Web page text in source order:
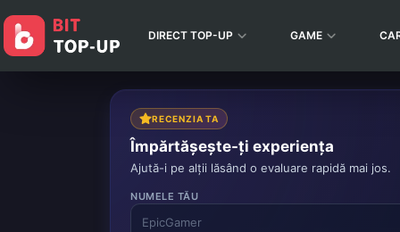
DIRECT TOP-UP GAME
RECENZIA TA
Împărtășește-ți experiența
Ajută-i pe alții lăsând o evaluare rapidă mai jos.
NUMELE TĂU